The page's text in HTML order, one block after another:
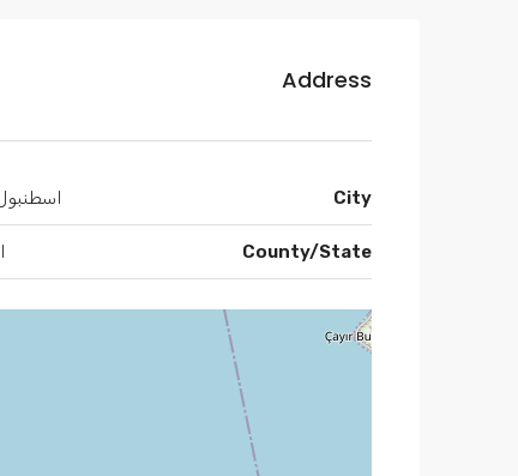
Address
City اسطنبول
County/State